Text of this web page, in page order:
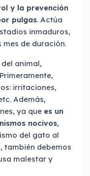
y la prevención
pulgas. Actúa
inmaduros,
de duración.
animal,
irritaciones,
Además,
ya que es un
nocivos,
del gato al
también debemos
malestar y